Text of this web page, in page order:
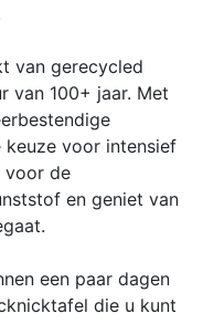
van gerecycled
van 100+ jaar. Met
voor intensief
voor de
en geniet van
een paar dagen
die u kunt